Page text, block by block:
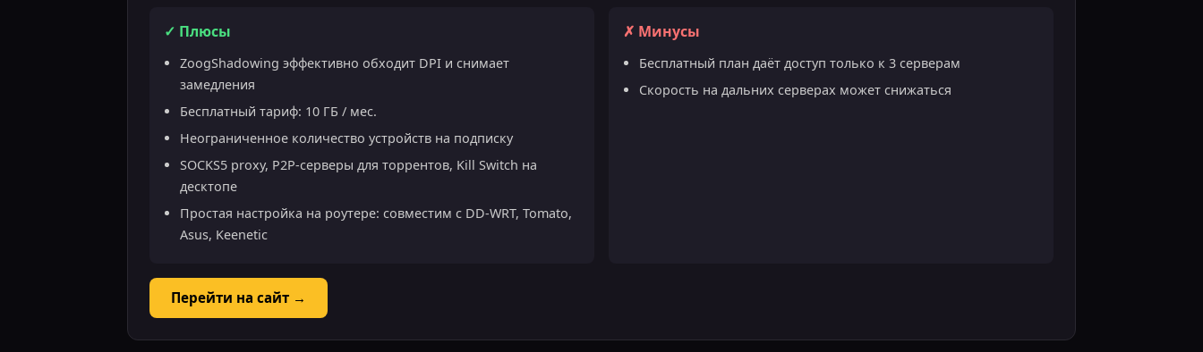
✓ Плюсы
ZoogShadowing эффективно обходит DPI и снимает
замедления
Бесплатный тариф: 10 ГБ / мес.
Неограниченное количество устройств на подписку
SOCKS5 proxy, P2P-серверы для торрентов, Kill Switch на
десктопе
Простая настройка на роутере: совместим с DD-WRT, Tomato,
Asus, Keenetic
✗ Минусы
Бесплатный план даёт доступ только к 3 серверам
Скорость на дальних серверах может снижаться
Перейти на сайт →